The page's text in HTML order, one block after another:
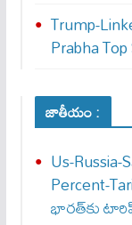
Trump-
Prabha
జాతీయం :
Us-
Percent-
భారత్‌కు